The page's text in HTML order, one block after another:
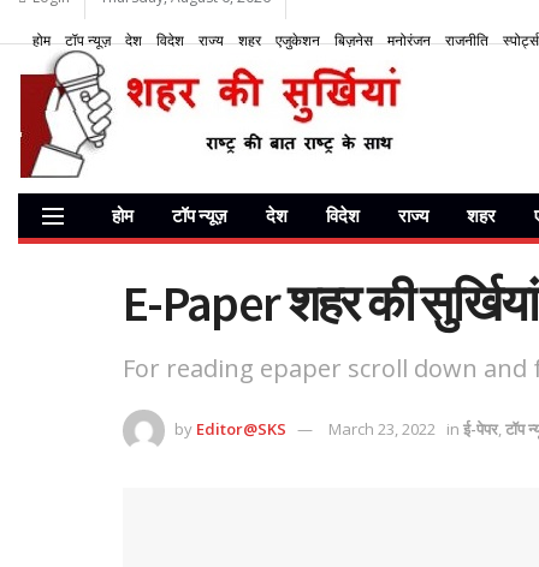
होम टॉप न्यूज़ देश विदेश राज्य शहर एजुकेशन बिज़नेस मनोरंजन राजनीति स्पोर्ट्स
होम टॉप न्यूज़ देश विदेश राज्य शहर
E-Paper शहर की
For reading epaper scroll down
by Editor@SKS March 23, 2022 in ई-पेपर,टॉप